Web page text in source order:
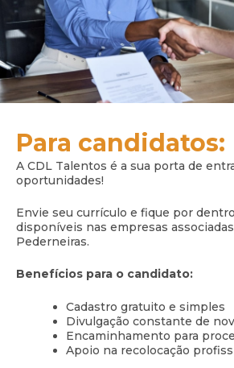
Para candidatos:
A CDL Talentos é a sua porta de
oportunidades!
Envie seu currículo e fique por
disponíveis nas empresas
Pederneiras.
Benefícios para o candidato:
Cadastro gratuito e simples
Divulgação constante de
Encaminhamento para
Apoio na recolocação